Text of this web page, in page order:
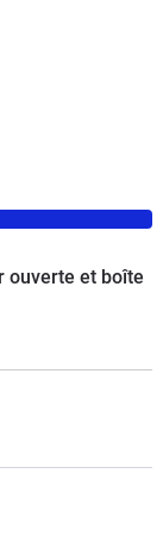
ouverte et boîte